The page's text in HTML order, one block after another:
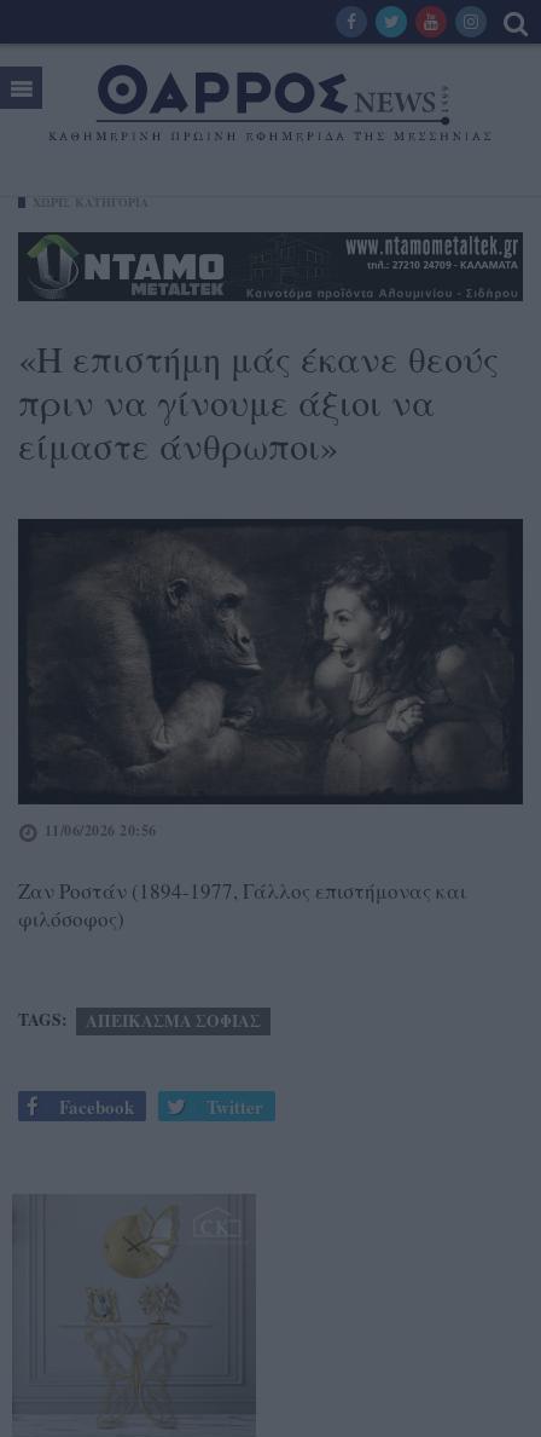
«Η επιστήμη μάς έκανε θεούς
πριν να γίνουμε άξιοι να
είμαστε άνθρωποι»
11/06/2026 20:56
Ζαν Ροστάν (1894-1977, Γάλλος επιστήμονας και
φιλόσοφος)
TAGS: ΑΠΕΙΚΑΣΜΑ ΣΟΦΙΑΣ
Facebook Twitter